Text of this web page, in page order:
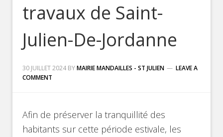
travaux de Saint-
Julien-De-Jordanne
30 JUILLET 2024 BYMAIRIE MANDAILLES - ST JULIEN
LEAVE A
COMMENT
Afin de préserver la tranquillité des
habitants sur cette période estivale, les